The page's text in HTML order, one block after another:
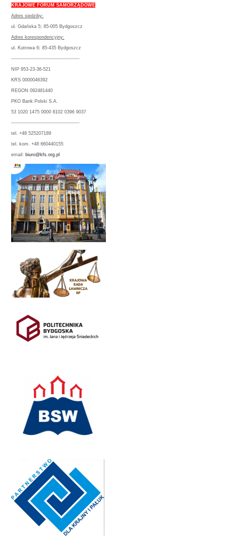
KRAJOWE FORUM SAMORZĄDOWE
Adres siedziby:
ul. Gdańska 5; 85-005 Bydgoszcz
Adres korespondencyjny:
ul. Kutrowa 6; 85-435 Bydgoszcz
---------------------------------------------
NIP 953-23-36-521
KRS 0000046392
REGON 092481440
PKO Bank Polski S.A.
53 1020 1475 0000 8102 0396 9037
---------------------------------------------
tel. +48 525207189
tel. kom. +48 660440155
email: biuro@kfs.org.pl